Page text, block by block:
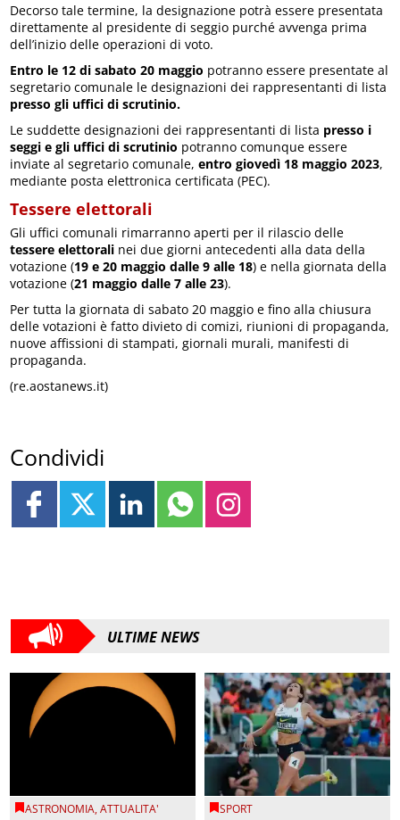
Decorso tale termine, la designazione potrà essere presentata
direttamente al presidente di seggio purché avvenga prima
dell’inizio delle operazioni di voto.
Entro le 12 di sabato 20 maggio potranno essere presentate al
segretario comunale le designazioni dei rappresentanti di lista
presso gli uffici di scrutinio.
Le suddette designazioni dei rappresentanti di lista presso i
seggi e gli uffici di scrutinio potranno comunque essere
inviate al segretario comunale,entro giovedì 18 maggio 2023,
mediante posta elettronica certificata (PEC).
Tessere elettorali
Gli uffici comunali rimarranno aperti per il rilascio delle
tessere elettorali nei due giorni antecedenti alla data della
votazione (19 e 20 maggio dalle 9 alle 18) e nella giornata della
votazione (21 maggio dalle 7 alle 23).
Per tutta la giornata di sabato 20 maggio e fino alla chiusura
delle votazioni è fatto divieto di comizi, riunioni di propaganda,
nuove affissioni di stampati, giornali murali, manifesti di
propaganda.
(re.aostanews.it)
Condividi
ULTIME NEWS
ASTRONOMIA,ATTUALITA' SPORT